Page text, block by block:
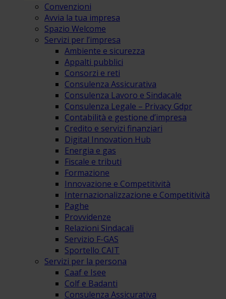
Convenzioni
Avvia la tua impresa
Spazio Welcome
Servizi per l’impresa
Ambiente e sicurezza
Appalti pubblici
Consorzi e reti
Consulenza Assicurativa
Consulenza Lavoro e Sindacale
Consulenza Legale – Privacy Gdpr
Contabilità e gestione d’impresa
Credito e servizi finanziari
Digital Innovation Hub
Energia e gas
Fiscale e tributi
Formazione
Innovazione e Competitività
Internazionalizzazione e Competitività
Paghe
Provvidenze
Relazioni Sindacali
Servizio F-GAS
Sportello CAIT
Servizi per la persona
Caaf e Isee
Colf e Badanti
Consulenza Assicurativa